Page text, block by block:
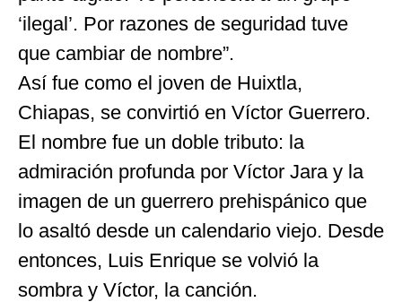
‘ilegal’. Por razones de seguridad tuve
que cambiar de nombre”.
Así fue como el joven de Huixtla,
Chiapas, se convirtió en Víctor Guerrero.
El nombre fue un doble tributo: la
admiración profunda por Víctor Jara y la
imagen de un guerrero prehispánico que
lo asaltó desde un calendario viejo. Desde
entonces, Luis Enrique se volvió la
sombra y Víctor, la canción.